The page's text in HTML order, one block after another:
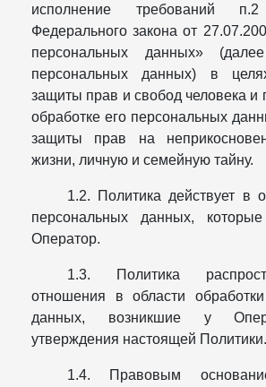
исполнение требований
Федерального закона от
персональных данных»
персональных данных) в
защиты прав и свобод человека и
обработке его персональных
защиты прав на
жизни, личную и семейную тайну.
1.2. Политика действует в
персональных данных,
Оператор.
1.3. Политика
отношения в области
данных, возникшие у
утверждения настоящей Политики.
1.4. Правовым